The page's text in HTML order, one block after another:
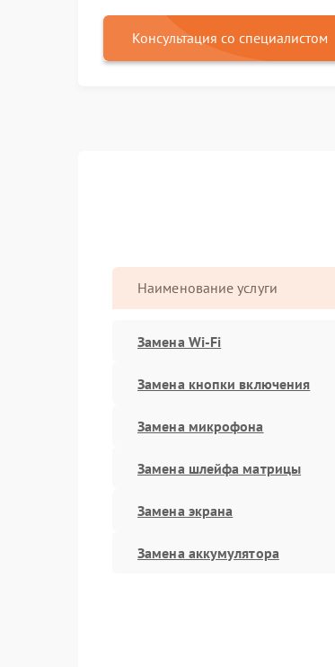
Консультация со специалистом
Наименование услуги
Замена Wi-Fi
Замена кнопки включения
Замена микрофона
Замена шлейфа матрицы
Замена экрана
Замена аккумулятора